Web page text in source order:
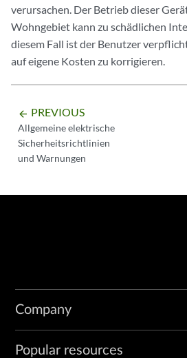
verursachen. Der Betrieb dieser
Wohngebiet kann zu schädlichen
diesem Fall ist der Benutzer
auf eigene Kosten zu korrigieren.
arrow_backward PREVIOUS
Allgemeine elektrische
Sicherheitsrichtlinien
und Warnungen
Company
Popular resources